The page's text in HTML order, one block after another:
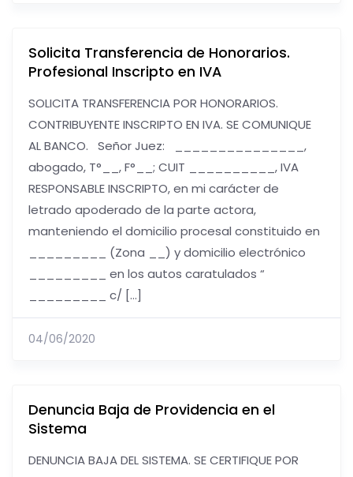
Solicita Transferencia de Honorarios.
Profesional Inscripto en IVA
SOLICITA TRANSFERENCIA POR HONORARIOS.
CONTRIBUYENTE INSCRIPTO EN IVA. SE COMUNIQUE
AL BANCO. Señor Juez: _______________,
abogado, T°__, F°__; CUIT __________, IVA
RESPONSABLE INSCRIPTO, en mi carácter de
letrado apoderado de la parte actora,
manteniendo el domicilio procesal constituido en
_________ (Zona __) y domicilio electrónico
_________ en los autos caratulados “
_________ c/ […]
04/06/2020
Denuncia Baja de Providencia en el
Sistema
DENUNCIA BAJA DEL SISTEMA. SE CERTIFIQUE POR